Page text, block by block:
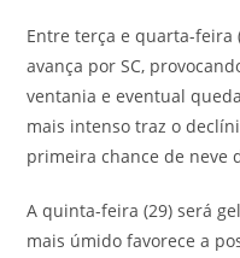
Entre terça e quarta-feira
avança por SC,
ventania e eventual
mais intenso traz o
primeira chance de neve
A quinta-feira (29) será
mais úmido favorece a